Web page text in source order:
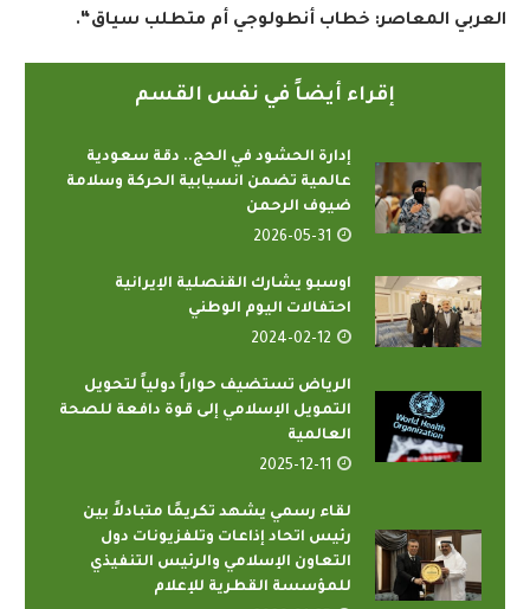
العربي المعاصر: خطاب أنطولوجي أم متطلب سياق“.
إقراء أيضاً في نفس القسم
إدارة الحشود في الحج.. دقة سعودية
عالمية تضمن انسيابية الحركة وسلامة
ضيوف الرحمن
2026-05-31
اوسبو يشارك القنصلية الإيرانية
احتفالات اليوم الوطني
2024-02-12
الرياض تستضيف حواراً دولياً لتحويل
التمويل الإسلامي إلى قوة دافعة للصحة
العالمية
2025-12-11
لقاء رسمي يشهد تكريمًا متبادلاً بين
رئيس اتحاد إذاعات وتلفزيونات دول
التعاون الإسلامي والرئيس التنفيذي
للمؤسسة القطرية للإعلام